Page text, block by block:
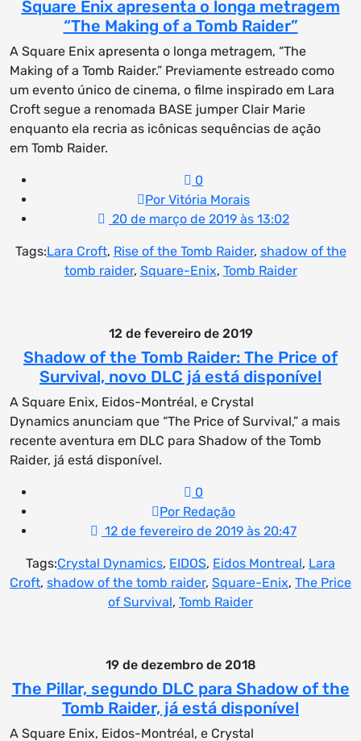
Square Enix apresenta o longa metragem
“The Making of a Tomb Raider”
A Square Enix apresenta o longa metragem, “The
Making of a Tomb Raider.” Previamente estreado como
um evento único de cinema, o filme inspirado em Lara
Croft segue a renomada BASE jumper Clair Marie
enquanto ela recria as icônicas sequências de ação
em Tomb Raider.
0
Por Vitória Morais
20 de março de 2019 às 13:02
Tags:Lara Croft, Rise of the Tomb Raider, shadow of the
tomb raider, Square-Enix, Tomb Raider
12 de fevereiro de 2019
Shadow of the Tomb Raider: The Price of
Survival, novo DLC já está disponível
A Square Enix, Eidos-Montréal, e Crystal
Dynamics anunciam que “The Price of Survival,” a mais
recente aventura em DLC para Shadow of the Tomb
Raider, já está disponível.
0
Por Redação
12 de fevereiro de 2019 às 20:47
Tags:Crystal Dynamics, EIDOS, Eidos Montreal, Lara
Croft, shadow of the tomb raider, Square-Enix, The Price
of Survival, Tomb Raider
19 de dezembro de 2018
The Pillar, segundo DLC para Shadow of the
Tomb Raider, já está disponível
A Square Enix, Eidos-Montréal, e Crystal